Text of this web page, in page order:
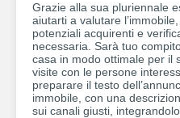
Grazie alla sua pluriennale
aiutarti a valutare
potenziali acquirenti e
necessaria. Sarà tuo
casa in modo ottimale per il
visite con le persone
preparare il testo
immobile, con una
sui canali giusti,